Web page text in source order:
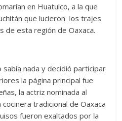
en Huatulco, a la que
que lucieron los trajes
de esta región de Oaxaca.
nada y decidió participar
la página principal fue
la actriz nominada al
tradicional de Oaxaca
fueron exaltados por la